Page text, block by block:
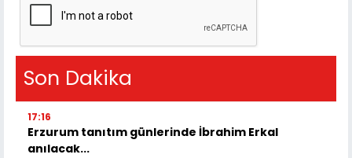
Son Dakika
17:16
Erzurum tanıtım günlerinde İbrahim Erkal
anılacak...